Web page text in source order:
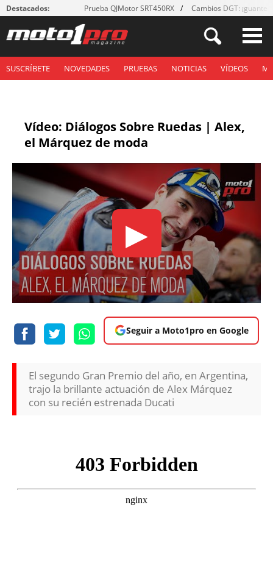
Destacados: Prueba QJMotor SRT450RX Cambios DGT: ¡guantes!
SUSCRÍBETE NOVEDADES PRUEBAS NOTICIAS VÍDEOS
Vídeo: Diálogos Sobre Ruedas | Alex,
el Márquez de moda
▶
Seguir a Moto1pro en Google
El segundo Gran Premio del año, en Argentina,
trajo la brillante actuación de Alex Márquez
con su recién estrenada Ducati